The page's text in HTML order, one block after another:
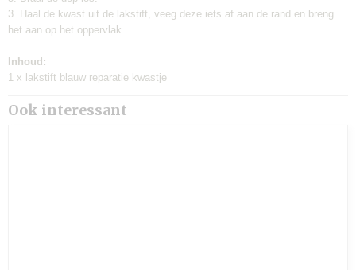
3. Haal de kwast uit de lakstift, veeg deze iets af aan de rand en breng
het aan op het oppervlak.
Inhoud:
1 x lakstift blauw reparatie kwastje
Ook interessant